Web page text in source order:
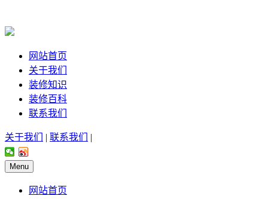
网站首页
关于我们
装修知识
装修百科
联系我们
关于我们 | 联系我们 |
Menu
网站首页